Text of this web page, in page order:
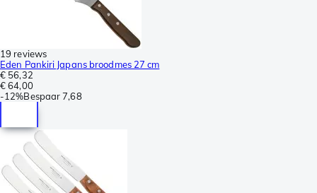
19 reviews
Eden Pankiri Japans broodmes 27 cm
€ 56,32
€ 64,00
-12%Bespaar 7,68